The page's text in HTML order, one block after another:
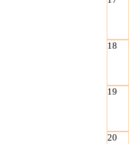
18
19
20